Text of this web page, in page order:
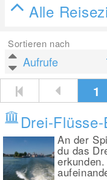
Alle
Sortieren nach
1
Drei-
An der
du das